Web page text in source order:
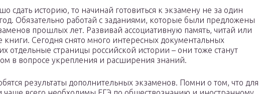
сдать историю, то начинай готовиться к экзамену не за один
Обязательно работай с заданиями, которые были предложены
прошлых лет. Развивай ассоциативную память, читай или
книги. Сегодня снято много интересных документальных
отдельные страницы российской истории – они тоже станут
в вопросе укрепления и расширения знаний.
результаты дополнительных экзаменов. Помни о том, что для